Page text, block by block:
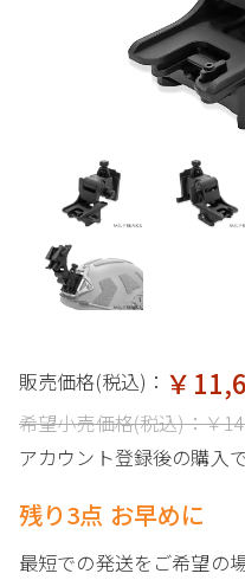
販売価格(税込)： ￥
希望小売価格(税込)：￥
アカウント登録後の購入
残り3点 お早めに
最短での発送をご希望の